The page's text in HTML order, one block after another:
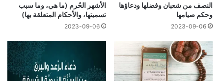
النصف من شعبان وفضلها ودعاؤها
وحكم صيامها
2023-09-06
الأشهر الحُرم (ما هي، وما سبب
تسميتها، والأحكام المتعلقة بها)
2023-09-06